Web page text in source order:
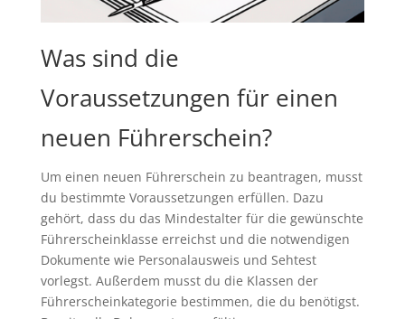
Was sind die
Voraussetzungen für einen
neuen Führerschein?
Um einen neuen Führerschein zu beantragen, musst
du bestimmte Voraussetzungen erfüllen. Dazu
gehört, dass du das Mindestalter für die gewünschte
Führerscheinklasse erreichst und die notwendigen
Dokumente wie Personalausweis und Sehtest
vorlegst. Außerdem musst du die Klassen der
Führerscheinkategorie bestimmen, die du benötigst.